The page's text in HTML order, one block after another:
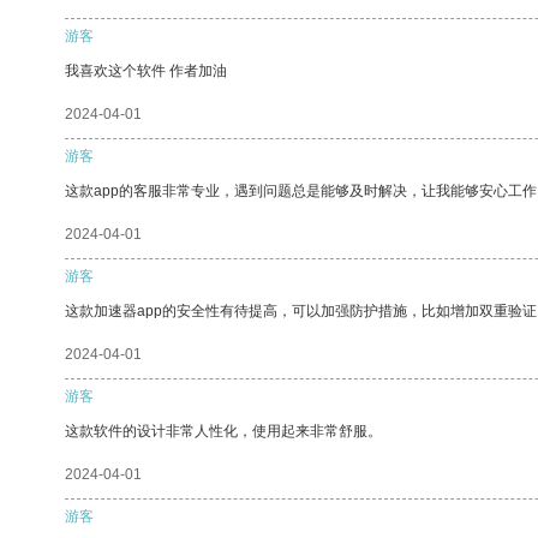
游客
我喜欢这个软件 作者加油
2024-04-01
游客
这款app的客服非常专业，遇到问题总是能够及时解决，让我能够安心工
2024-04-01
游客
这款加速器app的安全性有待提高，可以加强防护措施，比如增加双重验
2024-04-01
游客
这款软件的设计非常人性化，使用起来非常舒服。
2024-04-01
游客